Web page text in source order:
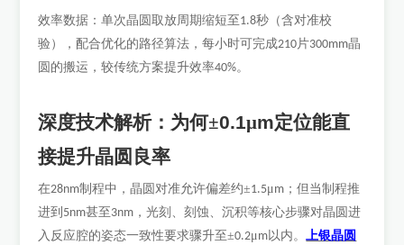
效率数据：单次晶圆取放周期缩短至 1.8秒（含对准校
验），配合优化的路径算法，每小时可完成210片300mm晶
圆的搬运，较传统方案提升效率40%。
深度技术解析：为何±0.1μm定位能直
接提升晶圆良率
在28nm制程中，晶圆对准允许偏差约±1.5μm ；但当制程推
进到 5nm甚至 3nm ，光刻、刻蚀、沉积等核心步骤对晶圆进
入反应腔的姿态一致性要求骤升至±0.2μm以内。 上银晶圆